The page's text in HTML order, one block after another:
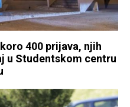
400 prijava, njih
u Studentskom centru